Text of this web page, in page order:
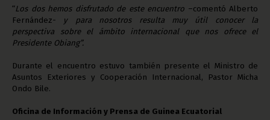
“Los dos hemos disfrutado de este encuentro –comentó Alberto
Fernández-
y para nosotros resulta muy útil conocer la
perspectiva sobre el ámbito internacional que nos ofrece el
Presidente Obiang”.
Durante el encuentro estuvo también presente el Ministro de
Asuntos Exteriores y Cooperación Internacional, Pastor Micha
Ondo Bile.
Oficina de Información y Prensa de Guinea Ecuatorial